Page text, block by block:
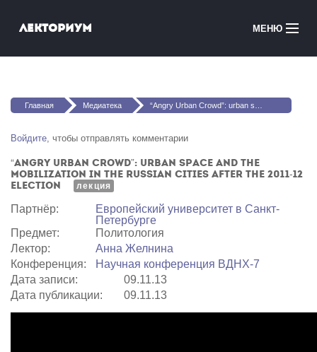
Лекториум МЕНЮ
Медиатека
Courses in English
Вы здесь
Главная Медиатека “Angry Urban Crowd”: urban space and the mobilization in the Russian cities after the 2011-12 election
Войдите, чтобы отправлять комментарии
“Angry Urban Crowd”: urban space and the
mobilization in the Russian cities after the 2011-12
election
лекция
Партнёр:
Европейский университет в Санкт-
Петербурге
Предмет:
Политология
Лектор:
Анна Желнина
Конференция:
Научная конференция ВДНХ-7
Дата записи:
09.11.13
Дата публикации:
09.11.13